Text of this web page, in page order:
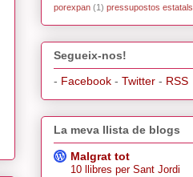
porexpan (1) pressupostos estatals
Segueix-nos!
- Facebook - Twitter - RSS
La meva llista de blogs
Malgrat tot
10 llibres per Sant Jordi